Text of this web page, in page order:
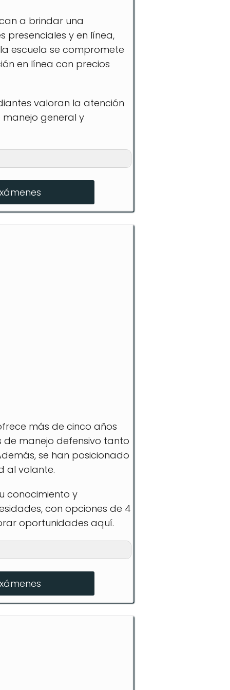
a brindar una
presenciales y en línea,
escuela se compromete
en línea con precios
valoran la atención
manejo general y
más de cinco años
de manejo defensivo tanto
se han posicionado
al volante.
conocimiento y
con opciones de 4
oportunidades aquí.